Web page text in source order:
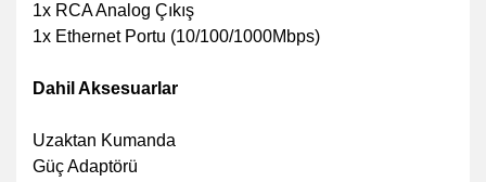
1x RCA Analog Çıkış
1x Ethernet Portu (10/100/1000Mbps)
Dahil Aksesuarlar
Uzaktan Kumanda
Güç Adaptörü